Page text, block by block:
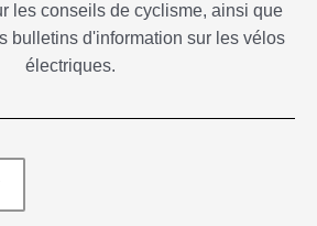
les conseils de cyclisme, ainsi que
bulletins d'information sur les vélos
électriques.